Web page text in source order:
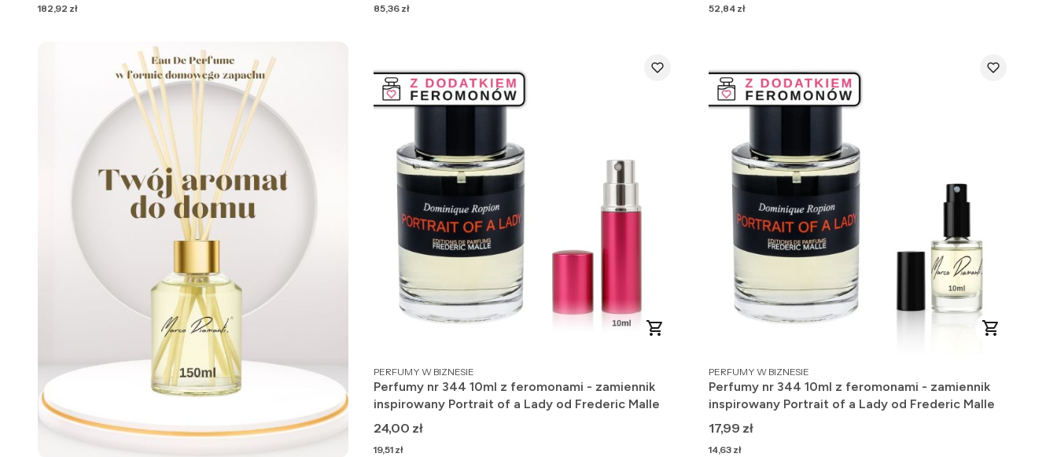
Cena
182,92 zł Cena
85,36 zł Cena
52,84 zł
PRODUCENT
PERFUMY W BIZNESIE
Perfumy nr 344 10ml z feromonami - zamiennik
inspirowany Portrait of a Lady od Frederic Malle
Cena
24,00 zł
Cena
19,51 zł
PRODUCENT
PERFUMY W BIZNESIE
Perfumy nr 344 10ml z feromonami - zamiennik
inspirowany Portrait of a Lady od Frederic Malle
Cena
17,99 zł
Cena
14,63 zł